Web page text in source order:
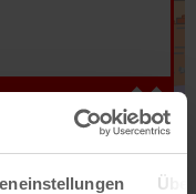
Problem melden